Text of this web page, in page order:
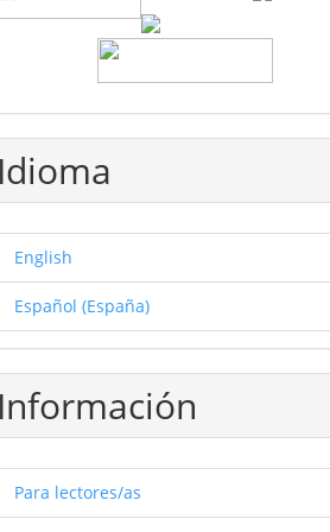
Idioma
English
Español (España)
Información
Para lectores/as